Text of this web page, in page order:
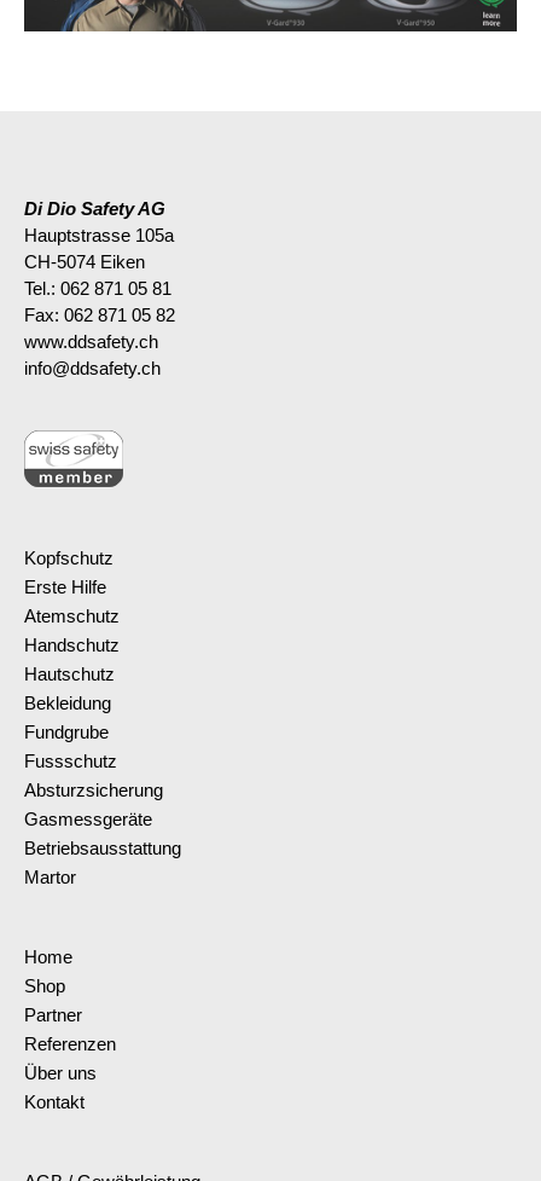
Di Dio Safety AG
Hauptstrasse 105a
CH-5074 Eiken
Tel.: 062 871 05 81
Fax: 062 871 05 82
www.ddsafety.ch
info@ddsafety.ch
Kopfschutz
Erste Hilfe
Atemschutz
Handschutz
Hautschutz
Bekleidung
Fundgrube
Fussschutz
Absturzsicherung
Gasmessgeräte
Betriebsausstattung
Martor
Home
Shop
Partner
Referenzen
Über uns
Kontakt